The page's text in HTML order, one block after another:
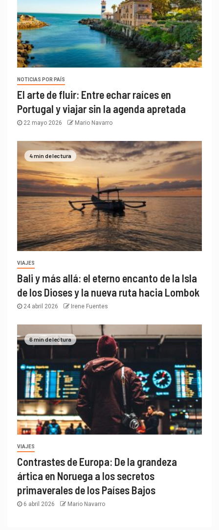
NOTICIAS POR PAÍS
El arte de fluir: Entre echar raíces en
Portugal y viajar sin la agenda apretada
22 mayo 2026 Mario Navarro
4 min de lectura
VIAJES
Bali y más allá: el eterno encanto de la Isla
de los Dioses y la nueva ruta hacia Lombok
24 abril 2026 Irene Fuentes
6 min de lectura
VIAJES
Contrastes de Europa: De la grandeza
ártica en Noruega a los secretos
primaverales de los Países Bajos
6 abril 2026 Mario Navarro